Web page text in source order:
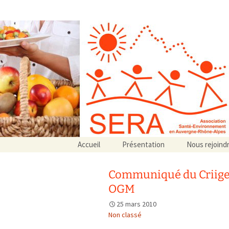
Aller
au
Accueil Présentation
Associations partenaires
Associations adhérentes
Nous
Communiqué du
OGM
25 mars 2010
Non classé